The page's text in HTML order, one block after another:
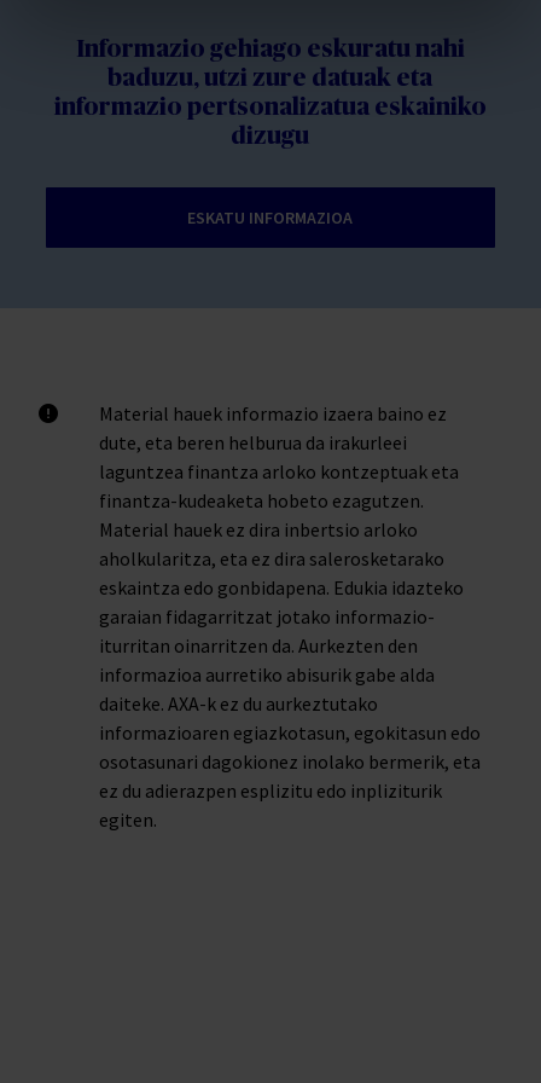
Informazio gehiago eskuratu nahi
baduzu, utzi zure datuak eta
informazio pertsonalizatua eskainiko
dizugu
ESKATU INFORMAZIOA
Material hauek informazio izaera baino ez
dute, eta beren helburua da irakurleei
laguntzea finantza arloko kontzeptuak eta
finantza-kudeaketa hobeto ezagutzen.
Material hauek ez dira inbertsio arloko
aholkularitza, eta ez dira salerosketarako
eskaintza edo gonbidapena. Edukia idazteko
garaian fidagarritzat jotako informazio-
iturritan oinarritzen da. Aurkezten den
informazioa aurretiko abisurik gabe alda
daiteke. AXA-k ez du aurkeztutako
informazioaren egiazkotasun, egokitasun edo
osotasunari dagokionez inolako bermerik, eta
ez du adierazpen esplizitu edo inpliziturik
egiten.